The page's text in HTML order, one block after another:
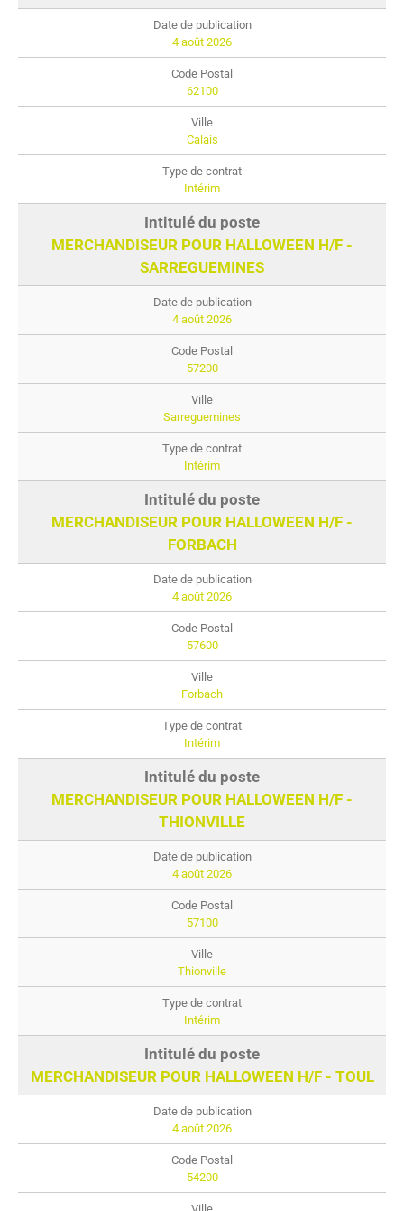
4 août 2026
62100
Calais
Intérim
MERCHANDISEUR POUR HALLOWEEN H/F -
SARREGUEMINES
4 août 2026
57200
Sarreguemines
Intérim
MERCHANDISEUR POUR HALLOWEEN H/F -
FORBACH
4 août 2026
57600
Forbach
Intérim
MERCHANDISEUR POUR HALLOWEEN H/F -
THIONVILLE
4 août 2026
57100
Thionville
Intérim
MERCHANDISEUR POUR HALLOWEEN H/F - TOUL
4 août 2026
54200